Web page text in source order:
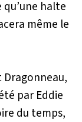
halte
même le
par Eddie
du temps,